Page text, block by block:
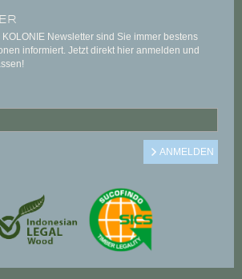
KOLONIE Newsletter sind Sie immer bestens
informiert. Jetzt direkt hier anmelden und